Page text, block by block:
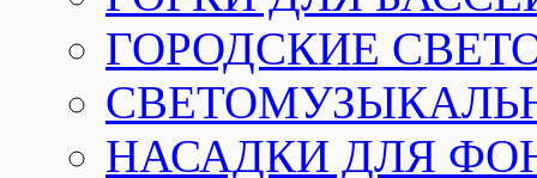
ГОРОДСКИЕ
НАСАДКИ ДЛЯ